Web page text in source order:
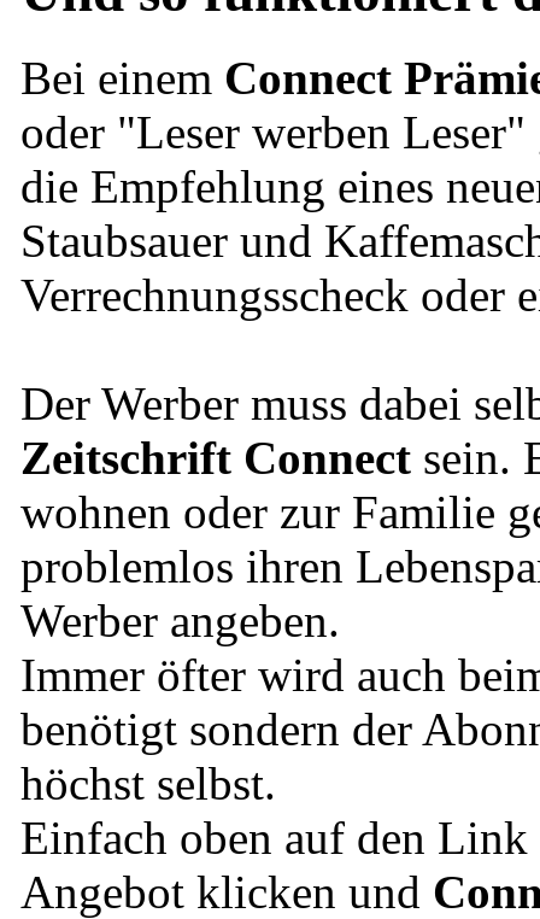
Bei einem Connect
oder "Leser werben
die Empfehlung eines
Staubsauer und
Verrechnungsscheck oder
Der Werber muss dabei
Zeitschrift Connect sein.
wohnen oder zur Familie
problemlos ihren
Werber angeben.
Immer öfter wird auch
benötigt sondern der
höchst selbst.
Einfach oben auf den Link
Angebot klicken und